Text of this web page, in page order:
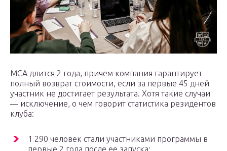
МСА длится 2 года, причем компания гарантирует
полный возврат стоимости, если за первые 45 дней
участник не достигает результата. Хотя такие случаи
— исключение, о чем говорит статистика резидентов
клуба:
1 290 человек стали участниками программы в
первые 2 года после ее запуска;